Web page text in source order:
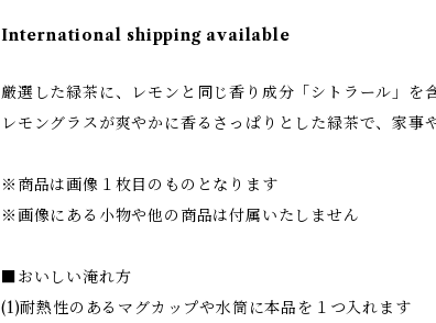
International shipping available
厳選した緑茶に、レモンと同じ香り成分「シトラール」を
レモングラスが爽やかに香るさっぱりとした緑茶で、家事
※商品は画像１枚目のものとなります
※画像にある小物や他の商品は付属いたしません
■おいしい淹れ方
(1)耐熱性のあるマグカップや水筒に本品を１つ入れます